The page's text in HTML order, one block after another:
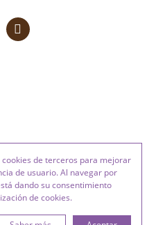
de terceros para mejorar
de usuario. Al navegar por
dando su consentimiento
de cookies.